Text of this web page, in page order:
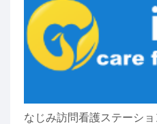
なじみ訪問看護ステーショ